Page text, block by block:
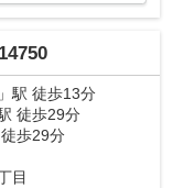
」駅 徒歩13分
徒歩29分
徒歩29分
目